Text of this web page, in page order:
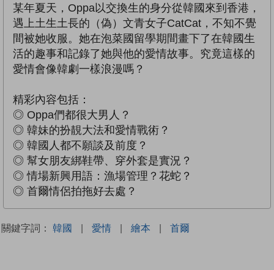
某年夏天，Oppa以交換生的身分從韓國來到香港，
遇上土生土長的（偽）文青女子CatCat，不知不覺
間被她收服。她在泡菜國留學期間畫下了在韓國生
活的趣事和記錄了她與他的愛情故事。究竟這樣的
愛情會像韓劇一樣浪漫嗎？
精彩內容包括：
◎ Oppa們都很大男人？
◎ 韓妹的扮靚大法和愛情戰術？
◎ 韓國人都不願談及前度？
◎ 幫女朋友綁鞋帶、穿外套是實況？
◎ 情場新興用語：漁場管理？花蛇？
◎ 首爾情侶拍拖好去處？
關鍵字詞： 韓國 | 愛情 | 繪本 | 首爾